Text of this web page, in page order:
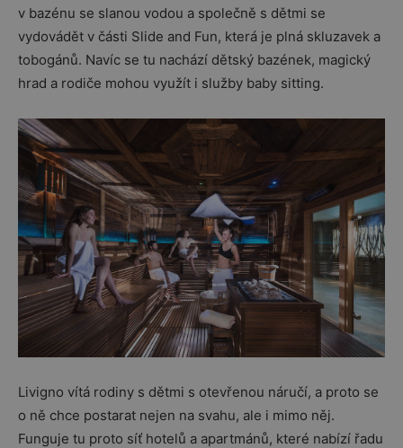
v bazénu se slanou vodou a společně s dětmi se
vydovádět v části Slide and Fun, která je plná skluzavek a
tobogánů. Navíc se tu nachází dětský bazének, magický
hrad a rodiče mohou využít i služby baby sitting.
Livigno vítá rodiny s dětmi s otevřenou náručí, a proto se
o ně chce postarat nejen na svahu, ale i mimo něj.
Funguje tu proto síť hotelů a apartmánů, které nabízí řadu